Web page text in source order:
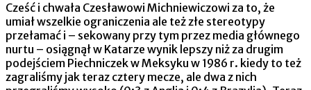
Cześć i chwała Czesławowi Michniewiczowi za to, że
umiał wszelkie ograniczenia ale też złe stereotypy
przełamać i – sekowany przy tym przez media głównego
nurtu – osiągnął w Katarze wynik lepszy niż za drugim
podejściem Piechniczek w Meksyku w 1986 r. kiedy to też
zagraliśmy jak teraz cztery mecze, ale dwa z nich